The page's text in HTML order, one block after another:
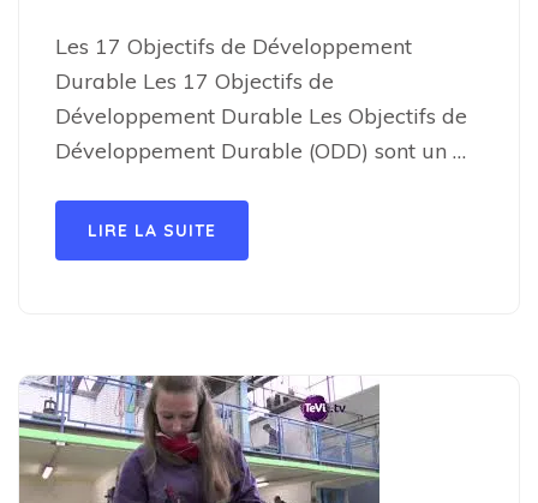
Les 17 Objectifs de Développement
Durable Les 17 Objectifs de
Développement Durable Les Objectifs de
Développement Durable (ODD) sont un …
LIRE LA SUITE